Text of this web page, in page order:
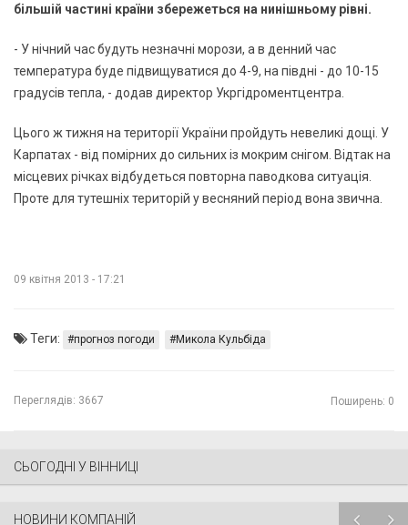
більшій частині країни збережеться на нинішньому рівні.
- У нічний час будуть незначні морози, а в денний час
температура буде підвищуватися до 4-9, на півдні - до 10-15
градусів тепла, - додав директор Укргідроментцентра.
Цього ж тижня на території України пройдуть невеликі дощі. У
Карпатах - від помірних до сильних із мокрим снігом. Відтак на
місцевих річках відбудеться повторна паводкова ситуація.
Проте для тутешніх територій у весняний період вона звична.
09 квітня 2013 - 17:21
Теги: прогноз погоди Микола Кульбіда
Переглядів: 3667 Поширень: 0
СЬОГОДНІ У ВІННИЦІ
НОВИНИ КОМПАНІЙ